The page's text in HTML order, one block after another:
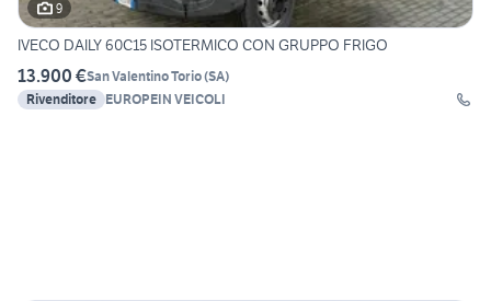
9
IVECO DAILY 60C15 ISOTERMICO CON GRUPPO FRIGO
13.900 €San Valentino Torio(SA)
Rivenditore EUROPEIN VEICOLI